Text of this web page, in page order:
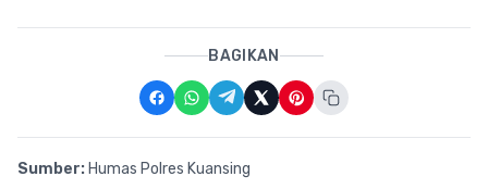
BAGIKAN
Sumber: Humas Polres Kuansing